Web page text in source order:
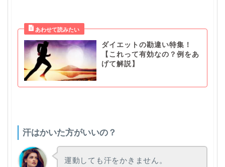
ダイエットの勘違い特集！
【これって有効なの？例をあ
げて解説】
汗はかいた方がいいの？
運動しても汗をかきません。